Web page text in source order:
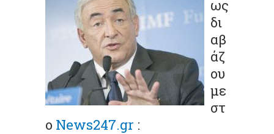
ως
δι
αβ
άζ
ου
με
στ
ο Νews247.gr :